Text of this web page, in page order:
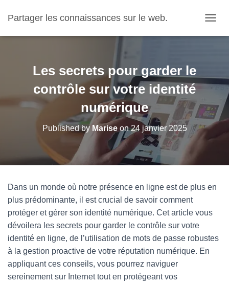
Partager les connaissances sur le web.
Les secrets pour garder le
contrôle sur votre identité
numérique
Published by Mariseon24 janvier 2025
Dans un monde où notre présence en ligne est de plus en
plus prédominante, il est crucial de savoir comment
protéger et gérer son identité numérique. Cet article vous
dévoilera les secrets pour garder le contrôle sur votre
identité en ligne, de l’utilisation de mots de passe robustes
à la gestion proactive de votre réputation numérique. En
appliquant ces conseils, vous pourrez naviguer
sereinement sur Internet tout en protégeant vos